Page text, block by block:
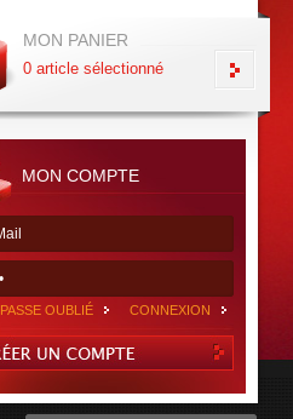
MON PANIER
0 article sélectionné
MON COMPTE
CONNEXION
PASSE OUBLIÉ